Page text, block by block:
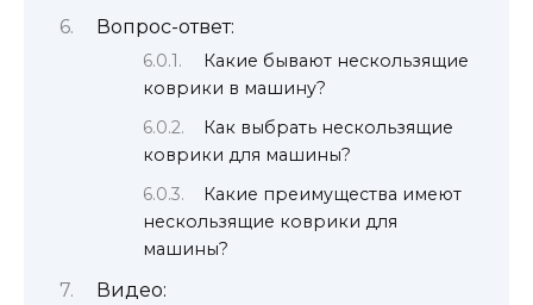
Вопрос-ответ:
Какие бывают нескользящие
коврики в машину?
Как выбрать нескользящие
коврики для машины?
Какие преимущества имеют
нескользящие коврики для
машины?
Видео: